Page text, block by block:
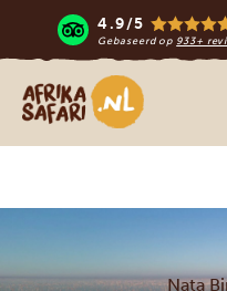
4.9/5
Gebaseerd op 933+
Afrika safari
Nata